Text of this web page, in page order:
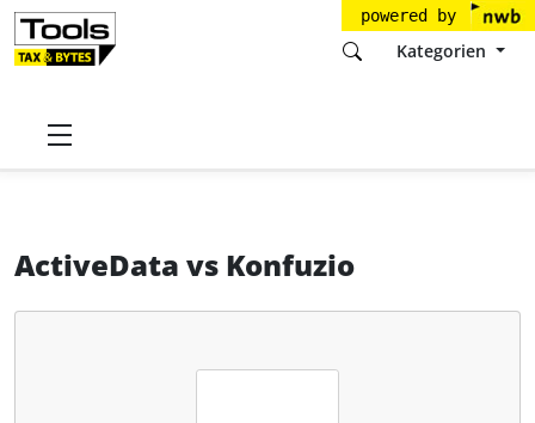
powered by
Kategorien
Startseite
ActiveData vs Konfuzio